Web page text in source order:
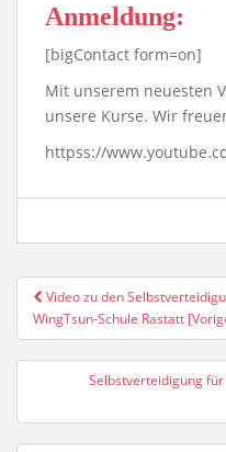
Anmeldung:
[bigContact form=on]
Mit unserem neuesten
unsere Kurse. Wir
httpss://
Post Navigation
Video zu den
WingTsun-Schule Rastatt
Selbstverteidigung